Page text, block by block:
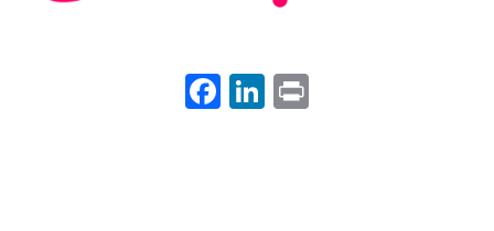
Facebook
LinkedIn